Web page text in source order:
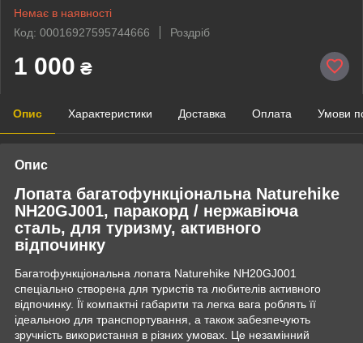
Немає в наявності
Код: 00016927595744666
Роздріб
1 000 ₴
Опис Характеристики Доставка Оплата Умови
Опис
Лопата багатофункціональна Naturehike
NH20GJ001, паракорд / нержавіюча
сталь, для туризму, активного
відпочинку
Багатофункціональна лопата Naturehike NH20GJ001
спеціально створена для туристів та любителів активного
відпочинку. Її компактні габарити та легка вага роблять її
ідеальною для транспортування, а також забезпечують
зручність використання в різних умовах. Це незамінний